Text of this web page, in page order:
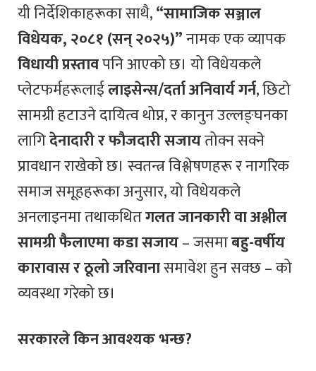
यी निर्देशिकाहरूका साथै,“सामाजिक सञ्जाल
विधेयक, २०८१ (सन् २०२५)”नामक एक व्यापक
विधायी प्रस्तावपनि आएको छ। यो विधेयकले
प्लेटफर्महरूलाईलाइसेन्स/दर्ता अनिवार्य गर्न, छिटो
सामग्री हटाउने दायित्व थोप्न, र कानुन उल्लङ्घनका
लागिदेनादारी र फौजदारी सजायतोक्न सक्ने
प्रावधान राखेको छ। स्वतन्त्र विश्लेषणहरू र नागरिक
समाज समूहहरूका अनुसार, यो विधेयकले
अनलाइनमा तथाकथितगलत जानकारी वा अश्लील
सामग्री फैलाएमाकडा सजाय– जसमाबहु-वर्षीय
कारावास र ठूलो जरिवानासमावेश हुन सक्छ – को
व्यवस्था गरेको छ।
सरकारले किन आवश्यक भन्छ?